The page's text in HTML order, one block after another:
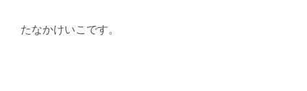
たなかけいこです。